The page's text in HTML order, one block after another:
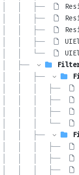
│   │   ├──
│   │   ├──
│   │   ├──
│   │   ├──
│   │   └──
├──
│   │   ├──
│   │   │   ├──
│   │   │   ├──
│   │   │   ├──
│   │   │   └──
│   │   ├──
│   │   │   ├──
│   │   │   ├──
│   │   │   ├──